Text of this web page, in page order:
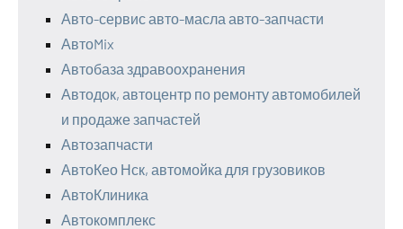
Авто-сервис авто-масла авто-запчасти
АвтоMix
Автобаза здравоохранения
Автодок, автоцентр по ремонту автомобилей
и продаже запчастей
Автозапчасти
АвтоКео Нск, автомойка для грузовиков
АвтоКлиника
Автокомплекс